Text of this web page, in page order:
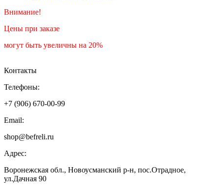
Внимание!
Цены при заказе
могут быть увеличны на 20%
Контакты
Телефоны:
+7 (906) 670-00-99
Email:
shop@befreli.ru
Адрес:
Воронежская обл., Новоусманский р-н, пос.Отрадное,
ул.Дачная 90